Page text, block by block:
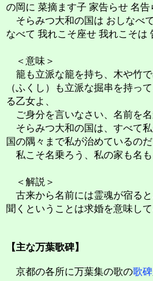
の岡に 菜摘ます子 家告らせ 名告
そらみつ大和の国は おしなべ
なべて 我れこそ座せ 我れこそは
＜意味＞
籠も立派な籠を持ち、木や竹
（ふくし）も立派な掘串を持っ
る乙女よ、
ご身分を言いなさい、名前を
そらみつ大和の国は、すべて私
国の隅々まで私が治めているのだ
私こそ名乗ろう、私の家も名も
＜解説＞
古来から名前には霊魂が宿る
聞くということは求婚を意味し
【主な万葉歌碑】
京都の各所に万葉集の歌の歌碑